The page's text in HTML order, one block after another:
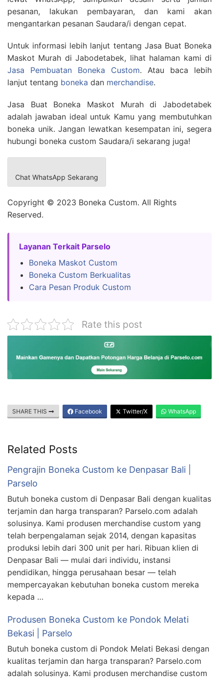
pesanan, lakukan pembayaran, dan kami akan
mengantarkan pesanan Saudara/i dengan cepat.
Untuk informasi lebih lanjut tentang Jasa Buat Boneka
Maskot Murah di Jabodetabek, lihat halaman kami di
Jasa Pembuatan Boneka Custom. Atau baca lebih
lanjut tentang boneka dan merchandise.
Jasa Buat Boneka Maskot Murah di Jabodetabek
adalah jawaban ideal untuk Kamu yang membutuhkan
boneka unik. Jangan lewatkan kesempatan ini, segera
hubungi boneka custom Saudara/i sekarang juga!
Chat WhatsApp Sekarang
Copyright © 2023 Boneka Custom. All Rights
Reserved.
Layanan Terkait Parselo
Boneka Maskot Custom
Boneka Custom Berkualitas
Cara Pesan Produk Custom
Rate this post
SHARE THIS Facebook Twitter/X WhatsApp
Related Posts
Pengrajin Boneka Custom ke Denpasar Bali |
Parselo
Butuh boneka custom di Denpasar Bali dengan kualitas
terjamin dan harga transparan? Parselo.com adalah
solusinya. Kami produsen merchandise custom yang
telah berpengalaman sejak 2014, dengan kapasitas
produksi lebih dari 300 unit per hari. Ribuan klien di
Denpasar Bali — mulai dari individu, instansi
pendidikan, hingga perusahaan besar — telah
mempercayakan kebutuhan boneka custom mereka
kepada …
Produsen Boneka Custom ke Pondok Melati
Bekasi | Parselo
Butuh boneka custom di Pondok Melati Bekasi dengan
kualitas terjamin dan harga transparan? Parselo.com
adalah solusinya. Kami produsen merchandise custom